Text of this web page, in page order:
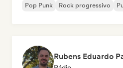
Pop Punk
Rock progressivo
Rubens Eduardo